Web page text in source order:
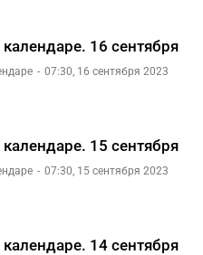
16 сентября
07:30, 16 сентября 2023
15 сентября
07:30, 15 сентября 2023
14 сентября